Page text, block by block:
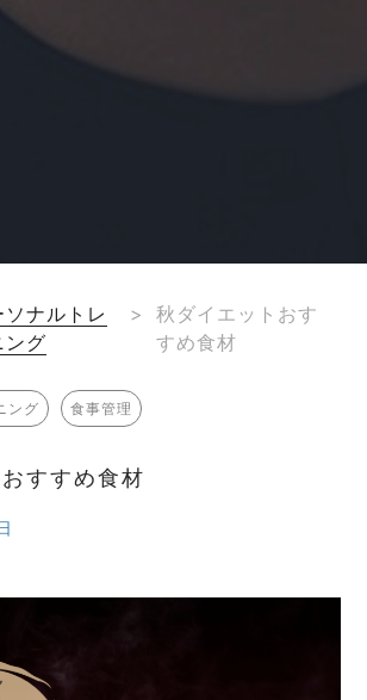
ソナルトレ
ング
>
秋ダイエットおす
すめ食材
ング 食事管理
すすめ食材